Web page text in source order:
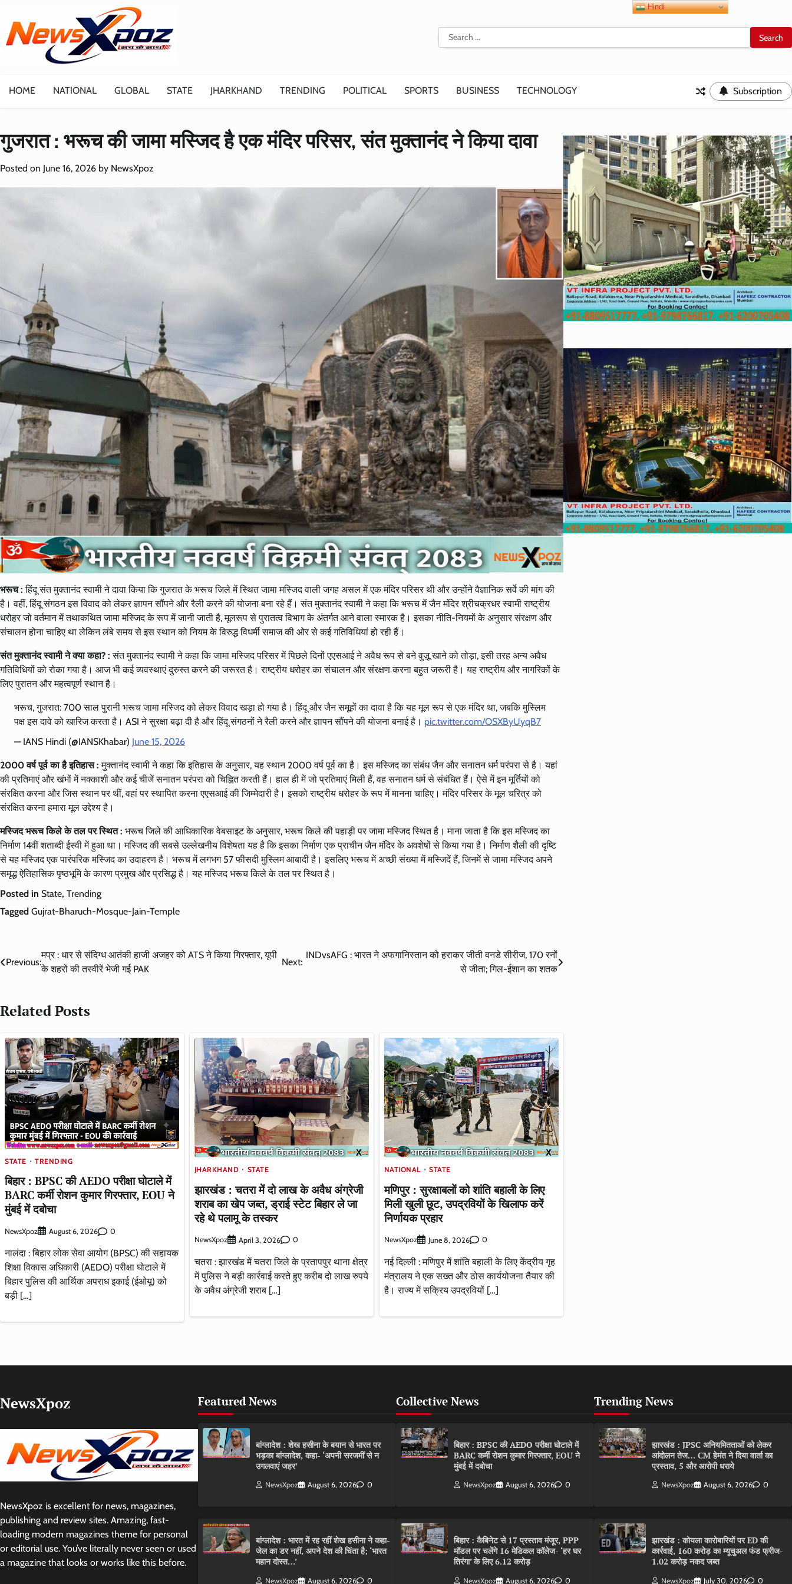
content
Search
for:
HOME NATIONAL GLOBAL STATE JHARKHAND TRENDING POLITICAL SPORTS BUSINESS TECHNOLOGY Subscription
गुजरात : भरूच की जामा मस्जिद है एक मंदिर परिसर, संत मुक्तानंद ने किया दावा
Posted on June 16, 2026 by NewsXpoz
भरूच : हिंदू संत मुक्तानंद स्वामी ने दावा किया कि गुजरात के भरूच जिले में स्थित जामा मस्जिद वाली जगह असल में एक मंदिर परिसर थी और उन्होंने वैज्ञानिक सर्वे की मांग की
है। वहीं, हिंदू संगठन इस विवाद को लेकर ज्ञापन सौंपने और रैली करने की योजना बना रहे हैं। संत मुक्तानंद स्वामी ने कहा कि भरूच में जैन मंदिर श्रीचक्रधर स्वामी राष्ट्रीय
धरोहर जो वर्तमान में तथाकथित जामा मस्जिद के रूप में जानी जाती है, मूलरूप से पुरातत्व विभाग के अंतर्गत आने वाला स्मारक है। इसका नीति-नियमों के अनुसार संरक्षण और
संचालन होना चाहिए था लेकिन लंबे समय से इस स्थान को नियम के विरुद्ध विधर्मी समाज की ओर से कई गतिविधियां हो रही हैं।
संत मुक्तानंद स्वामी ने क्या कहा? : संत मुक्तानंद स्वामी ने कहा कि जामा मस्जिद परिसर में पिछले दिनों एएसआई ने अवैध रूप से बने वुज़ू खाने को तोड़ा, इसी तरह अन्य अवैध
गतिविधियों को रोका गया है। आज भी कई व्यवस्थाएं दुरुस्त करने की जरूरत है। राष्ट्रीय धरोहर का संचालन और संरक्षण करना बहुत जरूरी है। यह राष्ट्रीय और नागरिकों के
लिए पुरातन और महत्वपूर्ण स्थान है।
भरूच, गुजरात: 700 साल पुरानी भरूच जामा मस्जिद को लेकर विवाद खड़ा हो गया है। हिंदू और जैन समूहों का दावा है कि यह मूल रूप से एक मंदिर था, जबकि मुस्लिम
पक्ष इस दावे को खारिज करता है। ASI ने सुरक्षा बढ़ा दी है और हिंदू संगठनों ने रैली करने और ज्ञापन सौंपने की योजना बनाई है। pic.twitter.com/OSXByUyqB7
— IANS Hindi (@IANSKhabar) June 15, 2026
2000 वर्ष पूर्व का है इतिहास : मुक्तानंद स्वामी ने कहा कि इतिहास के अनुसार, यह स्थान 2000 वर्ष पूर्व का है। इस मस्जिद का संबंध जैन और सनातन धर्म परंपरा से है। यहां
की प्रतिमाएं और खंभों में नक्काशी और कई चीजें सनातन परंपरा को चिह्नित करती हैं। हाल ही में जो प्रतिमाएं मिली हैं, वह सनातन धर्म से संबंधित हैं। ऐसे में इन मूर्तियों को
संरक्षित करना और जिस स्थान पर थीं, वहां पर स्थापित करना एएसआई की जिम्मेदारी है। इसको राष्ट्रीय धरोहर के रूप में मानना चाहिए। मंदिर परिसर के मूल चरित्र को
संरक्षित करना हमारा मूल उद्देश्य है।
मस्जिद भरूच किले के तल पर स्थित : भरूच जिले की आधिकारिक वेबसाइट के अनुसार, भरूच किले की पहाड़ी पर जामा मस्जिद स्थित है। माना जाता है कि इस मस्जिद का
निर्माण 14वीं शताब्दी ईस्वी में हुआ था। मस्जिद की सबसे उल्लेखनीय विशेषता यह है कि इसका निर्माण एक प्राचीन जैन मंदिर के अवशेषों से किया गया है। निर्माण शैली की दृष्टि
से यह मस्जिद एक पारंपरिक मस्जिद का उदाहरण है। भरूच में लगभग 57 फीसदी मुस्लिम आबादी है। इसलिए भरूच में अच्छी संख्या में मस्जिदें हैं, जिनमें से जामा मस्जिद अपने
समृद्ध ऐतिहासिक पृष्ठभूमि के कारण प्रमुख और प्रसिद्ध है। यह मस्जिद भरूच किले के तल पर स्थित है।
Posted in State, Trending
Tagged Gujrat-Bharuch-Mosque-Jain-Temple
Post
Previous:
मप्र : धार से संदिग्ध आतंकी हाजी अजहर को ATS ने किया गिरफ्तार, यूपी
के शहरों की तस्वीरें भेजी गई PAK
Next:
INDvsAFG : भारत ने अफगानिस्तान को हराकर जीती वनडे सीरीज, 170 रनों
से जीता; गिल-ईशान का शतक
Related Posts
STATE TRENDING
बिहार : BPSC की AEDO परीक्षा घोटाले में
BARC कर्मी रोशन कुमार गिरफ्तार, EOU ने
मुंबई में दबोचा
NewsXpoz August 6, 2026 0
नालंदा : बिहार लोक सेवा आयोग (BPSC) की सहायक
शिक्षा विकास अधिकारी (AEDO) परीक्षा घोटाले में
बिहार पुलिस की आर्थिक अपराध इकाई (ईओयू) को
बड़ी […]
JHARKHAND STATE
झारखंड : चतरा में दो लाख के अवैध अंग्रेजी
शराब का खेप जब्त, ड्राई स्टेट बिहार ले जा
रहे थे पलामू के तस्कर
NewsXpoz April 3, 2026 0
चतरा : झारखंड में चतरा जिले के प्रतापपुर थाना क्षेत्र
में पुलिस ने बड़ी कार्रवाई करते हुए करीब दो लाख रुपये
के अवैध अंग्रेजी शराब […]
NATIONAL STATE
मणिपुर : सुरक्षाबलों को शांति बहाली के लिए
मिली खुली छूट, उपद्रवियों के खिलाफ करें
निर्णायक प्रहार
NewsXpoz June 8, 2026 0
नई दिल्ली : मणिपुर में शांति बहाली के लिए केंद्रीय गृह
मंत्रालय ने एक सख्त और ठोस कार्ययोजना तैयार की
है। राज्य में सक्रिय उपद्रवियों […]
NewsXpoz
NewsXpoz is excellent for news, magazines,
publishing and review sites. Amazing, fast-
loading modern magazines theme for personal
or editorial use. You’ve literally never seen or used
a magazine that looks or works like this before.
Featured News
बांग्लादेश : शेख हसीना के बयान से भारत पर
भड़का बांग्लादेश, कहा- ‘अपनी सरजमीं से न
उगलवाएं जहर’
NewsXpoz August 6, 2026 0
बांग्लादेश : भारत में रह रहीं शेख हसीना ने कहा-
जेल का डर नहीं, अपने देश की चिंता है; ‘भारत
महान दोस्त…’
NewsXpoz August 6, 2026 0
Collective News
बिहार : BPSC की AEDO परीक्षा घोटाले में
BARC कर्मी रोशन कुमार गिरफ्तार, EOU ने
मुंबई में दबोचा
NewsXpoz August 6, 2026 0
बिहार : कैबिनेट से 17 प्रस्ताव मंजूर, PPP
मॉडल पर चलेंगे 16 मेडिकल कॉलेज- ‘हर घर
तिरंगा’ के लिए 6.12 करोड़
NewsXpoz August 6, 2026 0
Trending News
झारखंड : JPSC अनियमितताओं को लेकर
आंदोलन तेज… CM हेमंत ने दिया वार्ता का
प्रस्ताव, 5 और आरोपी धराये
NewsXpoz August 6, 2026 0
झारखंड : कोयला कारोबारियों पर ED की
कार्रवाई, 160 करोड़ का म्यूचुअल फंड फ्रीज-
1.02 करोड़ नकद जब्त
NewsXpoz July 30, 2026 0
Hindi